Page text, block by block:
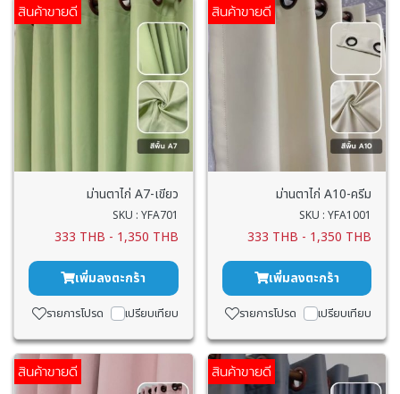
สินค้าขายดี
ม่านตาไก่ A7-เขียว
SKU : YFA701
333 THB - 1,350 THB
เพิ่มลงตะกร้า
รายการโปรด เปรียบเทียบ
สินค้าขายดี
ม่านตาไก่ A10-ครีม
SKU : YFA1001
333 THB - 1,350 THB
เพิ่มลงตะกร้า
รายการโปรด เปรียบเทียบ
สินค้าขายดี สินค้าขายดี